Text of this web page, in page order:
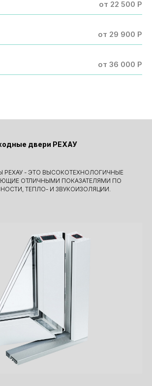
от 22 500 P
от 29 900 P
от 36 000 P
двери РЕХАУ
РЕХАУ - ЭТО ВЫСОКОТЕХНОЛОГИЧНЫЕ
ОТЛИЧНЫМИ ПОКАЗАТЕЛЯМИ ПО
ТЕПЛО- И ЗВУКОИЗОЛЯЦИИ.